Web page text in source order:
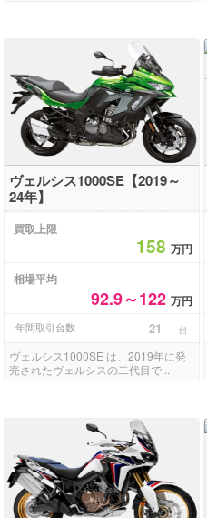
ヴェルシス1000SE【2019～
24年】
買取上限
158万円
相場平均
92.9～122万円
年間取引台数 21 台
ヴェルシス1000SE は、2019年に発
売されたヴェルシスの二代目で...